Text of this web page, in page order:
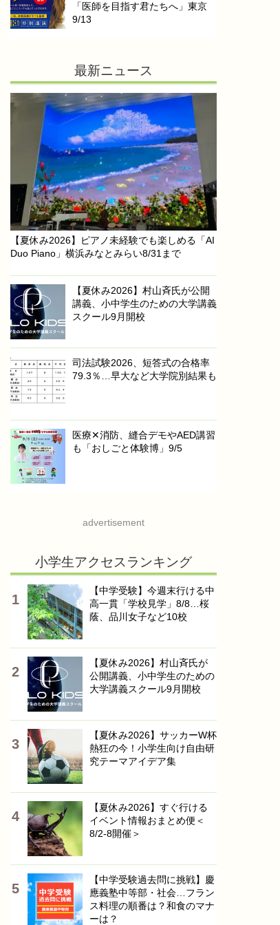
「医師を目指す君たちへ」東京
9/13
最新ニュース
【夏休み2026】ピアノ未経験でも楽しめる「AI
Duo Piano」横浜みなとみらい8/31まで
【夏休み2026】村山斉氏が公開
講義、小中学生のための大学講義
スクール9月開校
司法試験2026、短答式の合格率
79.3％…早大など大学院別結果も
医療✕消防、縫合デモやAED講習
も「おしごと体験博」9/5
advertisement
小学生アクセスランキング
【中学受験】今週末行ける中
高一貫「学校見学」8/8…桜
蔭、品川女子など10校
【夏休み2026】村山斉氏が
公開講義、小中学生のための
大学講義スクール9月開校
【夏休み2026】サッカーW杯
熱狂の今！小学生向け自由研
究テーマアイデア集
【夏休み2026】すぐ行ける
イベント情報おまとめ便＜
8/2-8開催＞
【中学受験過去問に挑戦】慶
應義塾中等部・社会…フラン
ス料理の順番は？和食のマナ
ーは？